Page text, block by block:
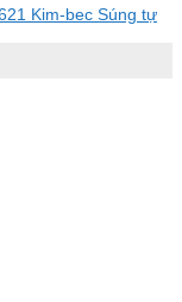
Kim-bec Súng tự